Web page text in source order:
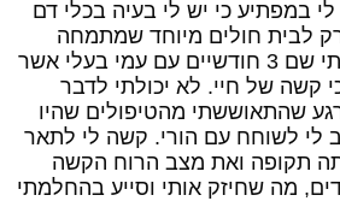
לי במפתיע כי יש לי בעיה בכלי דם
לבית חולים מיוחד שמתמחה
בתחום המסובך. שהיתי שם 3 חודשיים עם עמי בעלי אשר
של חיי. לא יכולתי לדבר
שהתאוששתי מהטיפולים שהיו
לשוחח עם הורי. קשה לי לתאר
תקופה ואת מצב הרוח הקשה
מה שחיזק אותי וסייע בהחלמתי